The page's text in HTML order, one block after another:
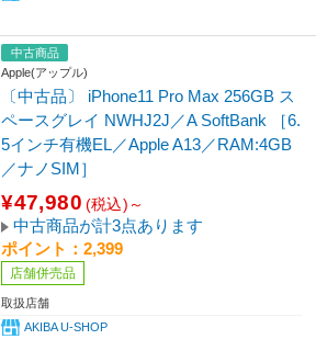
中古商品
Apple(アップル)
〔中古品〕 iPhone11 Pro Max 256GB ス
ペースグレイ NWHJ2J／A SoftBank ［6.
5インチ有機EL／Apple A13／RAM:4GB
／ナノSIM］
¥47,980 (税込)～
中古商品が計3点あります
ポイント：2,399
店舗併売品
取扱店舗
AKIBA U-SHOP